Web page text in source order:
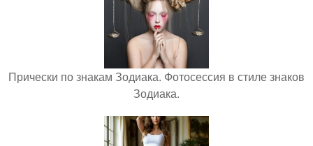
Прически по знакам Зодиака. Фотосессия в стиле знаков
Зодиака.